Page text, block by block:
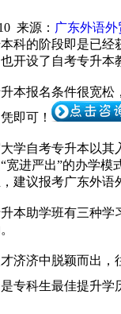
来源： 广东外语
科的阶段即是已经
开设了自考专升本
本报名条件很宽松
即可！
学自考专升本以其
宽进严出”的办学模
建议报考广东外语
本助学班有三种学
济济中脱颖而出，
专科生最佳提升学